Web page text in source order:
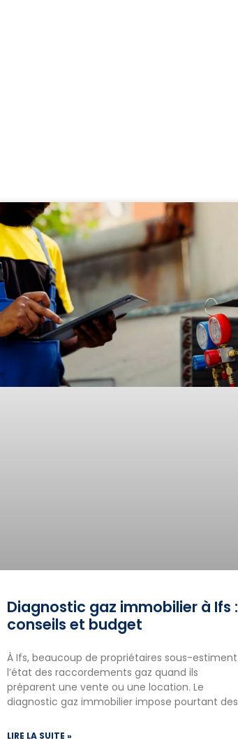
Diagnostic gaz immobilier à Ifs :
conseils et budget
À Ifs, beaucoup de propriétaires sous-estiment
l’état des raccordements gaz quand ils
préparent une vente ou une location. Le
diagnostic gaz immobilier impose pourtant des
LIRE LA SUITE »